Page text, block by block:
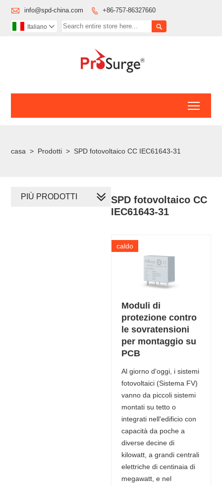
 info@spd-china.com  +86-757-86327660

Italiano 
casa > Prodotti > SPD fotovoltaico CC IEC61643-31
SPD fotovoltaico CC
IEC61643-31
caldo
Moduli di
protezione contro
le sovratensioni
per montaggio su
PCB
Al giorno d'oggi, i sistemi
fotovoltaici (Sistema FV)
vanno da piccoli sistemi
montati su tetto o
integrati nell'edificio con
capacità da poche a
diverse decine di
kilowatt, a grandi centrali
elettriche di centinaia di
megawatt, e nel
PIÙ PRODOTTI